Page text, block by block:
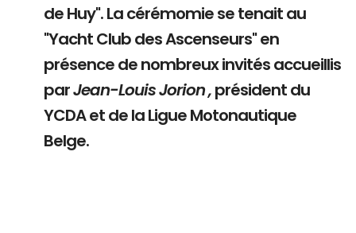
de Huy". La cérémomie se tenait au
"Yacht Club des Ascenseurs" en
présence de nombreux invités accueillis
parJean-Louis Jorion ,président du
YCDA et de la Ligue Motonautique
Belge.